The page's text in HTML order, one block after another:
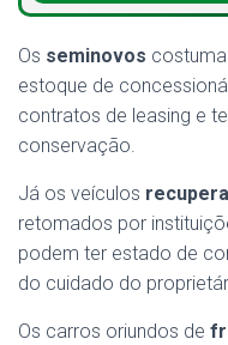
Os seminovos
estoque de
contratos de leasing e
conservação.
Já os veículos
retomados por
podem ter estado de
do cuidado do
Os carros oriundos de